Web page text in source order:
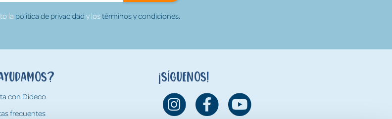
la política de privacidad y lostérminos y condiciones.
con Dideco
frecuentes
¡Síguenos!